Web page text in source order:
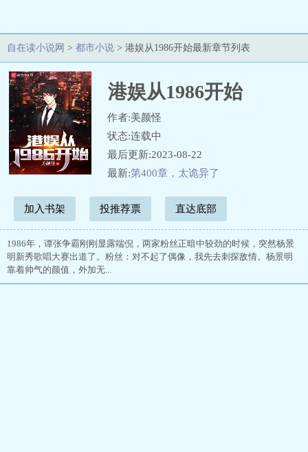
自在读小说网 > 都市小说 > 港娱从1986开始最新章节列表
港娱从1986开始
作者:美颜怪
状态:连载中
最后更新:2023-08-22
最新:第400章，太诡异了
加入书架 投推荐票 直达底部
1986年，谭张争霸刚刚显露端倪，两家粉丝正暗中较劲的时候，突然杨景
明新秀歌唱大赛出道了。粉丝：对不起了偶像，我先去刺探敌情。杨景明
靠着帅气的颜值，外加无...